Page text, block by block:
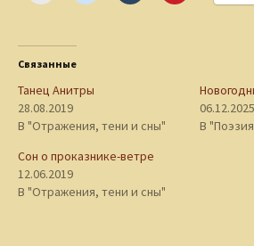
Связанные
Танец Анитры
28.08.2019
В "Отражения, тени и сны"
06.12.2025
В
Сон о проказнике-ветре
12.06.2019
В "Отражения, тени и сны"